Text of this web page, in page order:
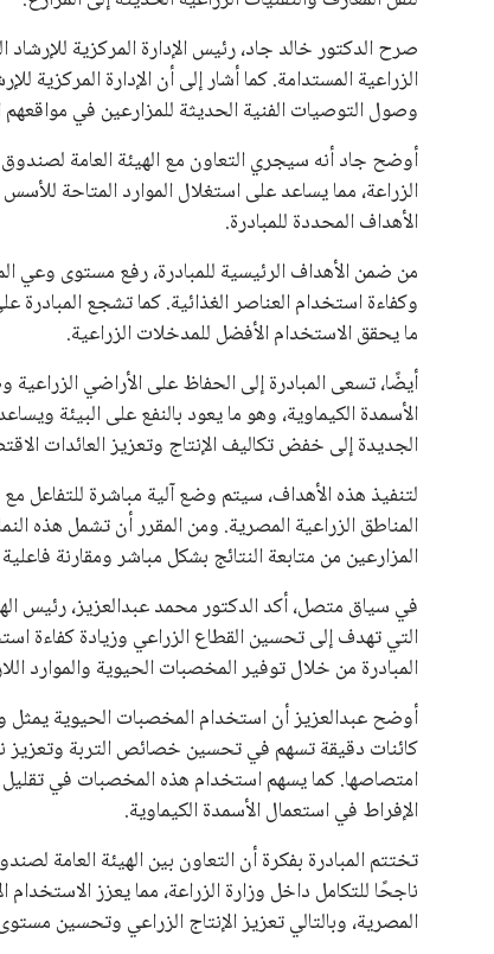
يبدو أن السويسري جياني إنفانتينو في طريقه للاحتفاظ
المقررة عام 2027، ويجعله المرشح الأكثر حظًا حتى الآن.
هذا الدعم الواسع يأتي على الرغم من الانتقادات التي
في السباق الانتخابي، ولم تتمكن الأصوات المعارضة
نوفمبر المقبل.
يعتمد إنفانتينو على قاعدة دعم قوية من الاتحادات
غالبية اتحادات أمريكا الجنوبية والكونكاكاف. وقد
الاتحادات، فضلاً عن رفع عدد الفرق المشاركة في كأس
على الجانب الآخر، تتركز المعارضة بشكل ملحوظ داخل
بسبب التوسع المستمر في البطولات الدولية وأثر ذلك
الإسباني، خافيير تيباس، إلى تنحّي إنفانتينو،
على الرغم من هذه الانتقادات، تشير التوقعات إلى أن
منافس قوي يتمتع بإجماع داخل الأسرة الكروية الدولية.